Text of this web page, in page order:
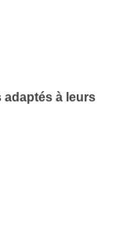
adaptés à leurs